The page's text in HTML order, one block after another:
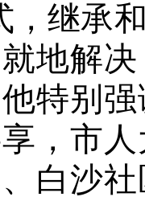
，继承
地解
特别
，市
白沙